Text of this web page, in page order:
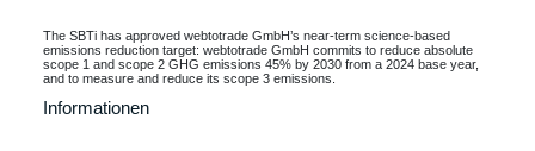
The SBTi has approved webtotrade GmbH’s near-term science-based
emissions reduction target: webtotrade GmbH commits to reduce absolute
scope 1 and scope 2 GHG emissions 45% by 2030 from a 2024 base year,
and to measure and reduce its scope 3 emissions.
Informationen